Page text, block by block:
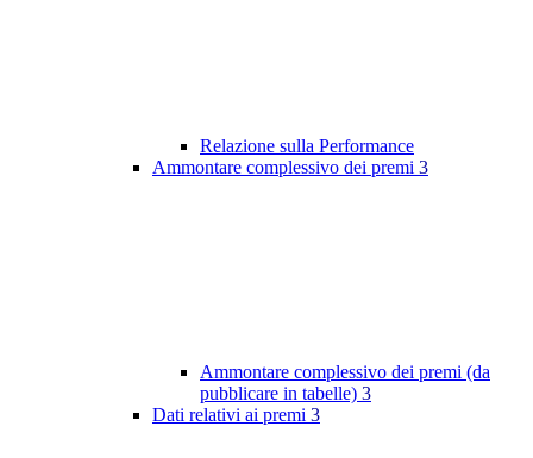
Relazione sulla Performance
Ammontare complessivo dei premi 3
Ammontare complessivo dei premi (da
pubblicare in tabelle) 3
Dati relativi ai premi 3